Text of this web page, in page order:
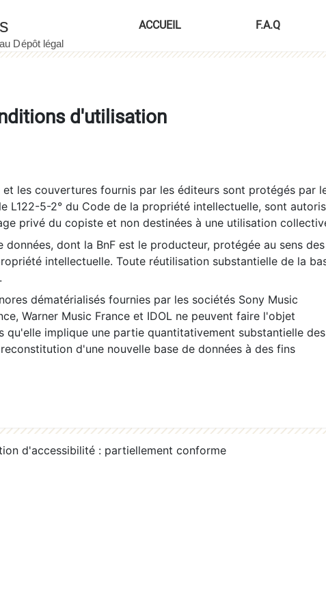
ACCUEIL F.A.Q
d'utilisation
et les couvertures fournis par les éditeurs sont protégés par
L122-5-2° du Code de la propriété intellectuelle, sont
privé du copiste et non destinées à une utilisation
dont la BnF est le producteur, protégée au sens des
intellectuelle. Toute réutilisation substantielle de la
dématérialisés fournies par les sociétés Sony Music
Warner Music France et IDOL ne peuvent faire l'objet
implique une partie quantitativement substantielle des
d'une nouvelle base de données à des fins
d'accessibilité : partiellement conforme